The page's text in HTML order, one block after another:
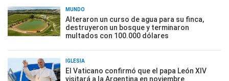
MUNDO
Alteraron un curso de agua para su finca,
destruyeron un bosque y terminaron
multados con 100.000 dólares
IGLESIA
El Vaticano confirmó que el papa León XIV
visitará a la Argentina en noviembre